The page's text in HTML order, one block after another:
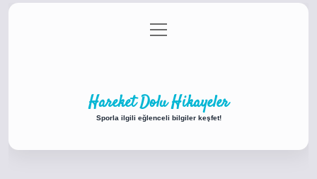
Gizlilik Politikası
menüyü
aç
Hareket Dolu Hikayeler
Sporla ilgili eğlenceli bilgiler keşfet!